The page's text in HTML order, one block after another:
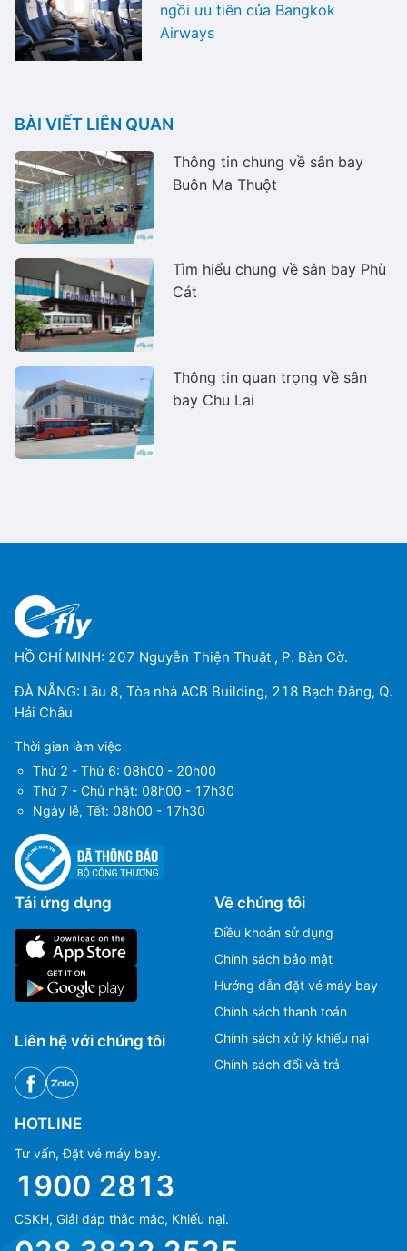
ngồi ưu tiên của Bangkok
Airways
BÀI VIẾT LIÊN QUAN
Thông tin chung về sân bay
Buôn Ma Thuột
Tìm hiểu chung về sân bay Phù
Cát
Thông tin quan trọng về sân
bay Chu Lai
HỒ CHÍ MINH: 207 Nguyễn Thiện Thuật , P. Bàn Cờ.
ĐÀ NẴNG: Lầu 8, Tòa nhà ACB Building, 218 Bạch Đằng, Q.
Hải Châu
Thời gian làm việc
Thứ 2 - Thứ 6: 08h00 - 20h00
Thứ 7 - Chủ nhật: 08h00 - 17h30
Ngày lễ, Tết: 08h00 - 17h30
Tải ứng dụng
Liên hệ với chúng tôi
Về chúng tôi
Điều khoản sử dụng
Chính sách bảo mật
Hướng dẫn đặt vé máy bay
Chính sách thanh toán
Chính sách xử lý khiếu nại
Chính sách đổi và trả
HOTLINE
Tư vấn, Đặt vé máy bay.
1900 2813
CSKH, Giải đáp thắc mắc, Khiếu nại.
Ms Hằng
(+84) 70 854 1213
Ms Huỳnh
(+84) 90 295 1213